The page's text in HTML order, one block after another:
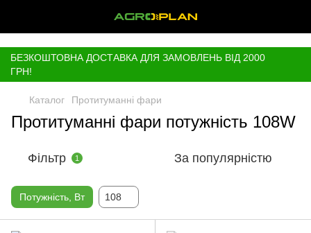
БЕЗКОШТОВНА ДОСТАВКА ДЛЯ ЗАМОВЛЕНЬ ВІД 2000
ГРН!
Каталог Протитуманні фари
Протитуманні фари потужність 108W
Фільтр 1 За популярністю
Потужність, Вт 108